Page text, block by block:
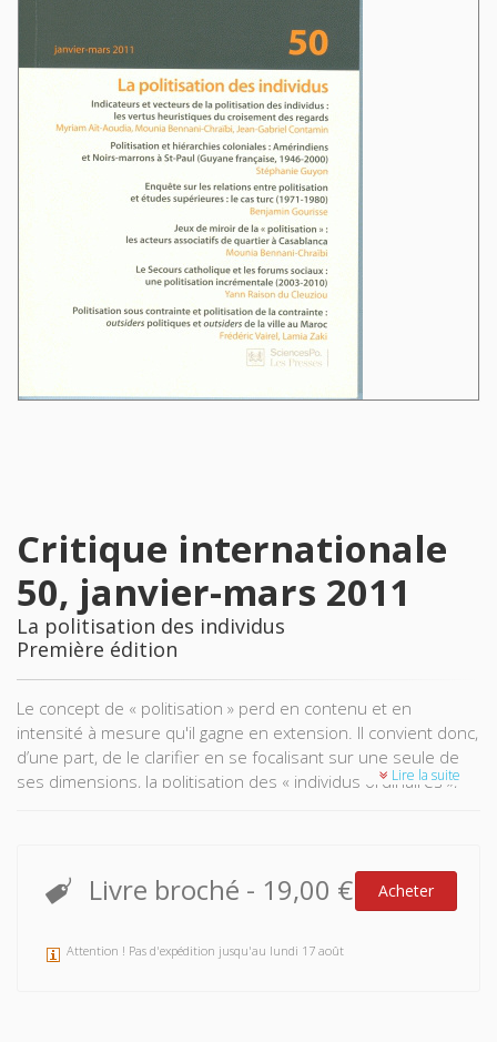
Critique internationale
50, janvier-mars 2011
La politisation des individus
Première édition
Le concept de « politisation » perd en contenu et en
intensité à mesure qu'il gagne en extension. Il convient donc,
d’une part, de le clarifier en se focalisant sur une seule de
ses dimensions, la politisation des « individus ordinaires »,
traditions théoriques qu’ils mobilisent.
Cette entreprise de décloisonnement et d’hybridation
noirs-marrons et amérindiens en Guyane française,
Lire la suite
Livre broché - 19,00 € Acheter
Attention ! Pas d'expédition jusqu'au lundi 17 août